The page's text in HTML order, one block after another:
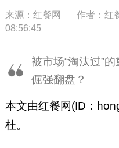
来源：红餐网 作者：红
08:56:45
被市场“淘汰过”
倔强翻盘？
本文由红餐网(ID：
杜。